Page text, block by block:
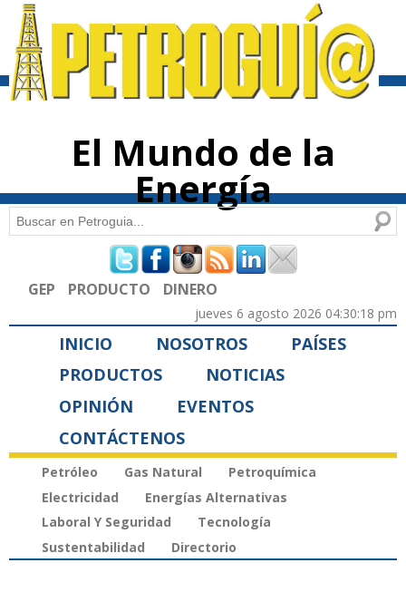
contenido
El Mundo de la
Energía
Formulario de búsqueda
Buscar
GEP PRODUCTO DINERO
jueves 6 agosto 2026 04:30:18 pm
INICIO NOSOTROS
PAÍSES
PRODUCTOS
NOTICIAS
OPINIÓN
EVENTOS
CONTÁCTENOS
Petróleo Gas Natural
Petroquímica
Electricidad
Energías Alternativas
Laboral Y Seguridad
Tecnología
Sustentabilidad
Directorio